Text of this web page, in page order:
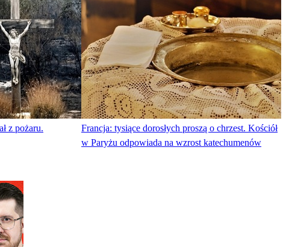
z pożaru.
Francja: tysiące dorosłych proszą o chrzest. Kościół
w Paryżu odpowiada na wzrost katechumenów